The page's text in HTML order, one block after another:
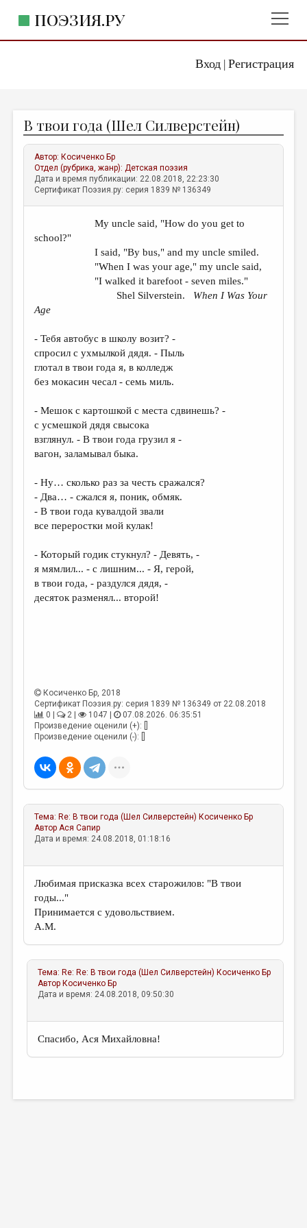
Вход| Регистрация
ПОЭЗИЯ.РУ
ЖАНРЫ
АВТОРЫ
КОММЕНТАРИИ
ЛИТСАЛОН
ПРАВИЛА САЙТА
ИЗБРАННОЕ
ПРОИЗВЕДЕНИЯ
ПЕРЕВОДЫ
ДЕТСКАЯ КОМНАТА
КНИЖНАЯ ПОЛКА
СТРАНИЦЫ ПАМЯТИ
ОБЪЯВЛЕНИЯ
КОЛОНКА РЕДАКТОРА
РЕДКОЛЛЕГИЯ
ОТ РЕДАКЦИИ
КУЛЬТУРОВЕДЕНИЕ
ПУБЛИЦИСТИКА
РЕЦЕНЗИРОВАНИЕ
ЦИКЛЫ ПУБЛИКАЦИЙ
ТРЕДИАКОВСКИЙ
МЕДИА
ВКОНТАКТЕ
В твои года (Шел Силверстейн)
Автор: Косиченко Бр
Отдел (рубрика, жанр):Детская поэзия
Дата и время публикации: 22.08.2018, 22:23:30
Сертификат Поэзия.ру: серия 1839 № 136349
My uncle said, "How do you get to
school?"
I said, "By bus," and my uncle smiled.
"When I was your age," my uncle said,
"I walked it barefoot - seven miles."
Shel Silverstein. When I Was Your
Age
- Тебя автобус в школу возит? -
спросил с ухмылкой дядя. - Пыль
глотал в твои года я, в колледж
без мокасин чесал - семь миль.
- Мешок с картошкой с места сдвинешь? -
с усмешкой дядя свысока
взглянул. - В твои года грузил я -
вагон, заламывал быка.
- Ну… сколько раз за честь сражался?
- Два… - сжался я, поник, обмяк.
- В твои года кувалдой звали
все переростки мой кулак!
- Который годик стукнул? - Девять, -
я мямлил... - с лишним... - Я, герой,
в твои года, - раздулся дядя, -
десяток разменял... второй!
Косиченко Бр, 2018
Сертификат Поэзия.ру: серия 1839 № 136349 от 22.08.2018
0 |
2 | 1047 |
07.08.2026. 06:35:51
Произведение оценили (+): []
Произведение оценили (-): []
Тема: Re: В твои года (Шел Силверстейн) Косиченко Бр
АвторАся Сапир
Дата и время: 24.08.2018, 01:18:16
Любимая присказка всех старожилов: "В твои
годы..."
Принимается с удовольствием.
А.М.
Тема: Re: Re: В твои года (Шел Силверстейн) Косиченко Бр
Автор Косиченко Бр
Дата и время: 24.08.2018, 09:50:30
Спасибо, Ася Михайловна!